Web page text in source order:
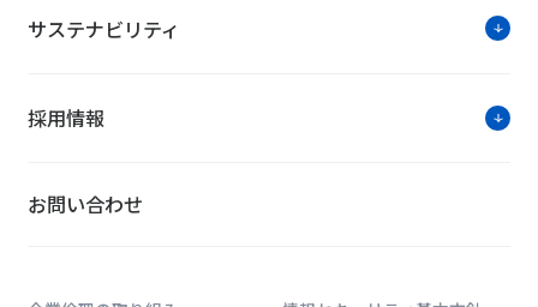
サステナビリティ
採用情報
お問い合わせ